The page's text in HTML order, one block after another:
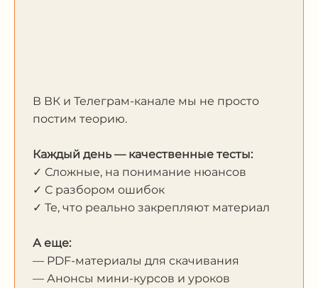
В ВК и Телеграм-канале мы не просто
постим теорию.
Каждый день — качественные тесты:
✓ Сложные, на понимание нюансов
✓ С разбором ошибок
✓ Те, что реально закрепляют материал
А еще:
— PDF-материалы для скачивания
— Анонсы мини-курсов и уроков